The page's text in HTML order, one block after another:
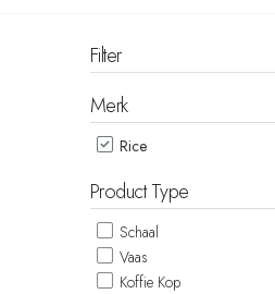
Filter
Merk
Rice
Product Type
Schaal
Vaas
Koffie Kop